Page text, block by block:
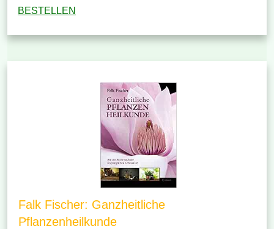
BESTELLEN
Falk Fischer: Ganzheitliche
Pflanzenheilkunde